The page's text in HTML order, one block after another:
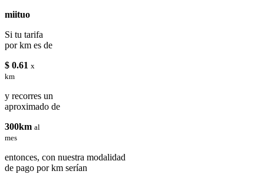
miituo
Si tu tarifa
por km es de
$ 0.61 x
km
y recorres un
aproximado de
300km al
mes
entonces, con nuestra modalidad
de pago por km serían